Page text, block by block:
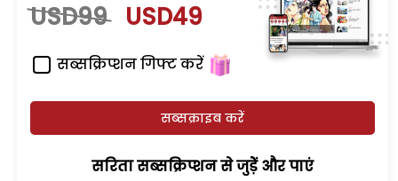
USD99 USD49
सब्सक्रिप्शन गिफ्ट करें
सब्सक्राइब करें
सरिता सब्सक्रिप्शन से जुड़ेें और पाएं